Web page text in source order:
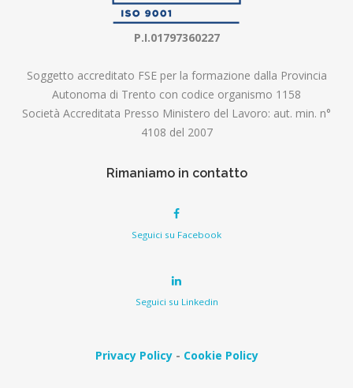
P.I.01797360227
Soggetto accreditato FSE per la formazione dalla Provincia
Autonoma di Trento con codice organismo 1158
Società Accreditata Presso Ministero del Lavoro: aut. min. n°
4108 del 2007
Rimaniamo in contatto
Seguici su Facebook
Seguici su Linkedin
Privacy Policy- Cookie Policy